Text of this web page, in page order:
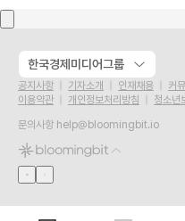
한국경제미디어그룹
공지사항 기자소개 인재채용
커
이용약관
개인정보처리방침 청소년
문의사항 help@bloomingbit.io